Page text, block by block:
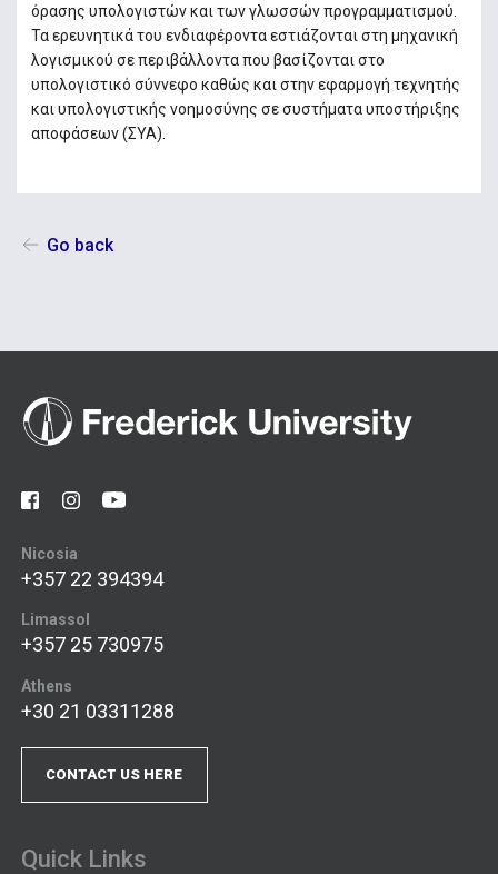
όρασης υπολογιστών και των γλωσσών προγραμματισμού.
Τα ερευνητικά του ενδιαφέροντα εστιάζονται στη μηχανική
λογισμικού σε περιβάλλοντα που βασίζονται στο
υπολογιστικό σύννεφο καθώς και στην εφαρμογή τεχνητής
και υπολογιστικής νοημοσύνης σε συστήματα υποστήριξης
αποφάσεων (ΣΥΑ).
Go back
Nicosia
+357 22 394394
Limassol
+357 25 730975
Athens
+30 21 03311288
CONTACT US HERE
Quick Links